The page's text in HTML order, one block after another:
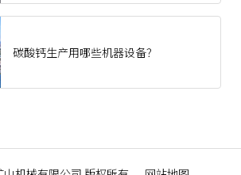
碳酸钙生产用哪些机器设备？